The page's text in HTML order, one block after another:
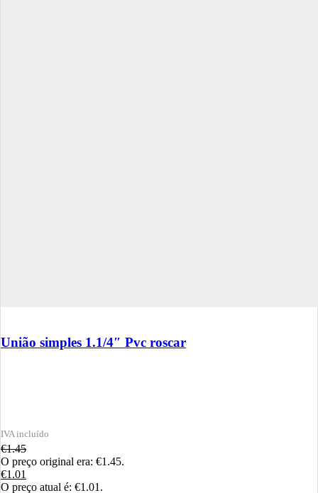
União simples 1.1/4″ Pvc roscar
€1.45
O preço original era: €1.45.
€1.01
O preço atual é: €1.01.